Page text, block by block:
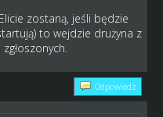
zostaną, jeśli będzie
to wejdzie drużyna z
Odpowiedz